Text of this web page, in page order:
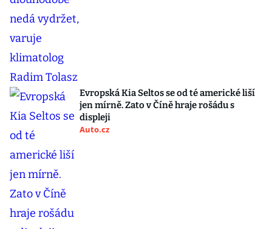
Evropská Kia Seltos se od té americké liší
jen mírně. Zato v Číně hraje rošádu s
displeji
Auto.cz